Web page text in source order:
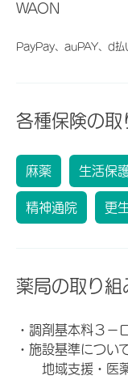
WAON
PayPay、auPAY、d払
各種保険の取
麻薬 生活保
精神通院 更
薬局の取り組
・調剤基本料３－
・施設基準につい
地域支援・医